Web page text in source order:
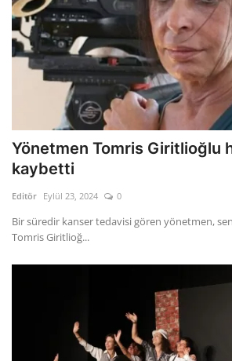
Yönetmen Tomris Giritlioğlu
kaybetti
Editör Eylül 23, 2024 0
Bir süredir kanser tedavisi gören yönetmen,
Tomris Giritlioğ...